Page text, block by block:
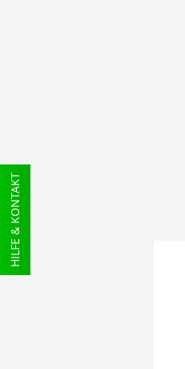
HILFE & KONTAKT